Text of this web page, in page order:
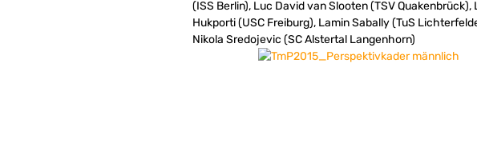
(ISS Berlin), Luc David van Slooten (TSV
Hukporti (USC Freiburg), Lamin Sabally (TuS
Nikola Sredojevic (SC Alstertal Langenhorn)